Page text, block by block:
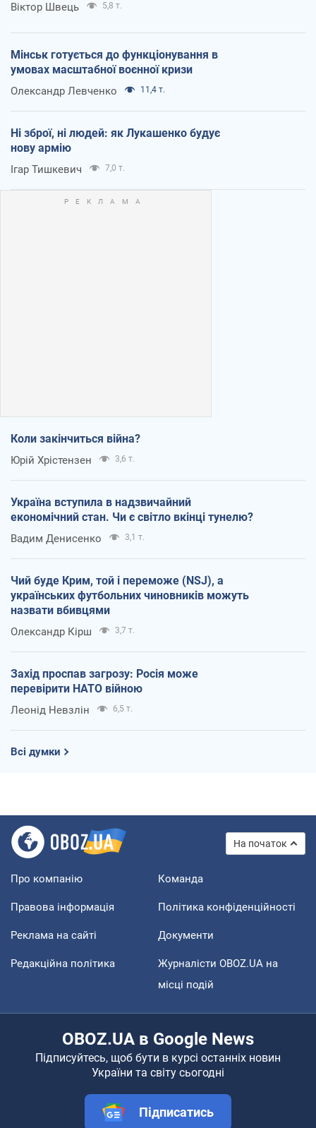
Віктор Швець 5,8 т.
Мінськ готується до функціонування в
умовах масштабної воєнної кризи
Олександр Левченко 11,4 т.
Ні зброї, ні людей: як Лукашенко будує
нову армію
Ігар Тишкевич 7,0 т.
Коли закінчиться війна?
Юрій Хрістензен 3,6 т.
Україна вступила в надзвичайний
економічний стан. Чи є світло вкінці тунелю?
Вадим Денисенко 3,1 т.
Чий буде Крим, той і переможе (NSJ), а
українських футбольних чиновників можуть
назвати вбивцями
Олександр Кірш 3,7 т.
Захід проспав загрозу: Росія може
перевірити НАТО війною
Леонід Невзлін 6,5 т.
Всі думки
На початок
Про компанію Команда
Правова інформація Політика конфіденційності
Реклама на сайті Документи
Редакційна політика
Журналісти OBOZ.UA на
місці подій
OBOZ.UA в Google News
Підписуйтесь, щоб бути в курсі останніх новин
України та світу сьогодні
Підписатись